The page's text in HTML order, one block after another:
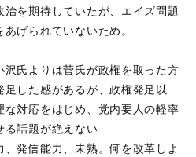
治を期待していたが、エイズ問題
げられていないため。
沢氏よりは菅氏が政権を取った方
した感があるが、政権発足以
対応をはじめ、党内要人の軽率
る話題が絶えない
、発信能力、未熟。何を改革しよ